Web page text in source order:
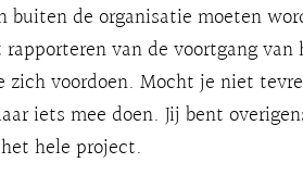
buiten de organisatie moeten
van de voortgang
zich voordoen. Mocht je niet
iets mee doen. Jij bent
hele project.